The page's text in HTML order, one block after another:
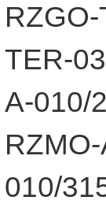
TER-
A-010/
010/